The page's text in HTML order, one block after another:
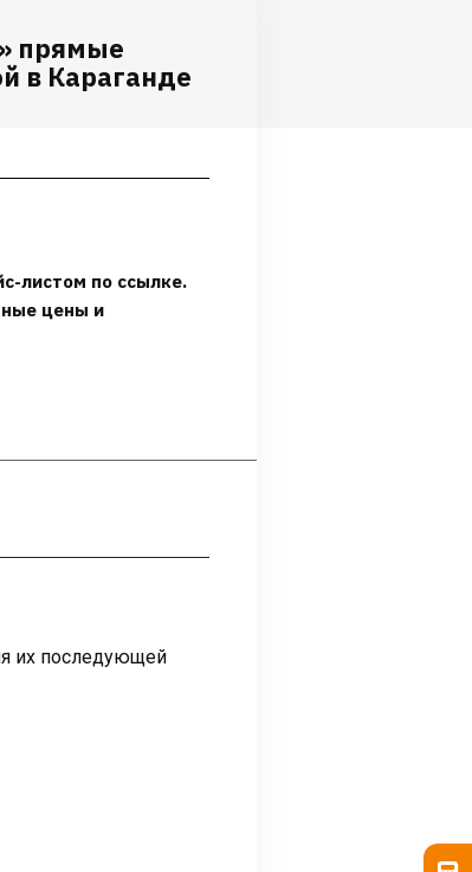
прямые
в Караганде
листом по ссылке.
цены и
их последующей